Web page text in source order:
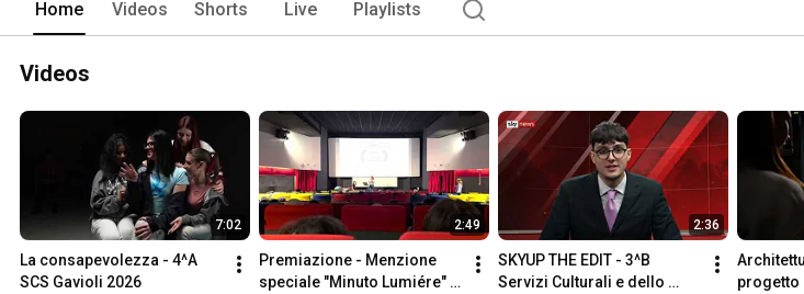
Home Videos Shorts Live Playlists
Videos
7:02
La consapevolezza - 4^A
SCS Gavioli 2026
2:49
Premiazione - Menzione
speciale "Minuto Lumiére"
2:36
SKYUP THE EDIT - 3^B
Servizi Culturali e dello
progetto